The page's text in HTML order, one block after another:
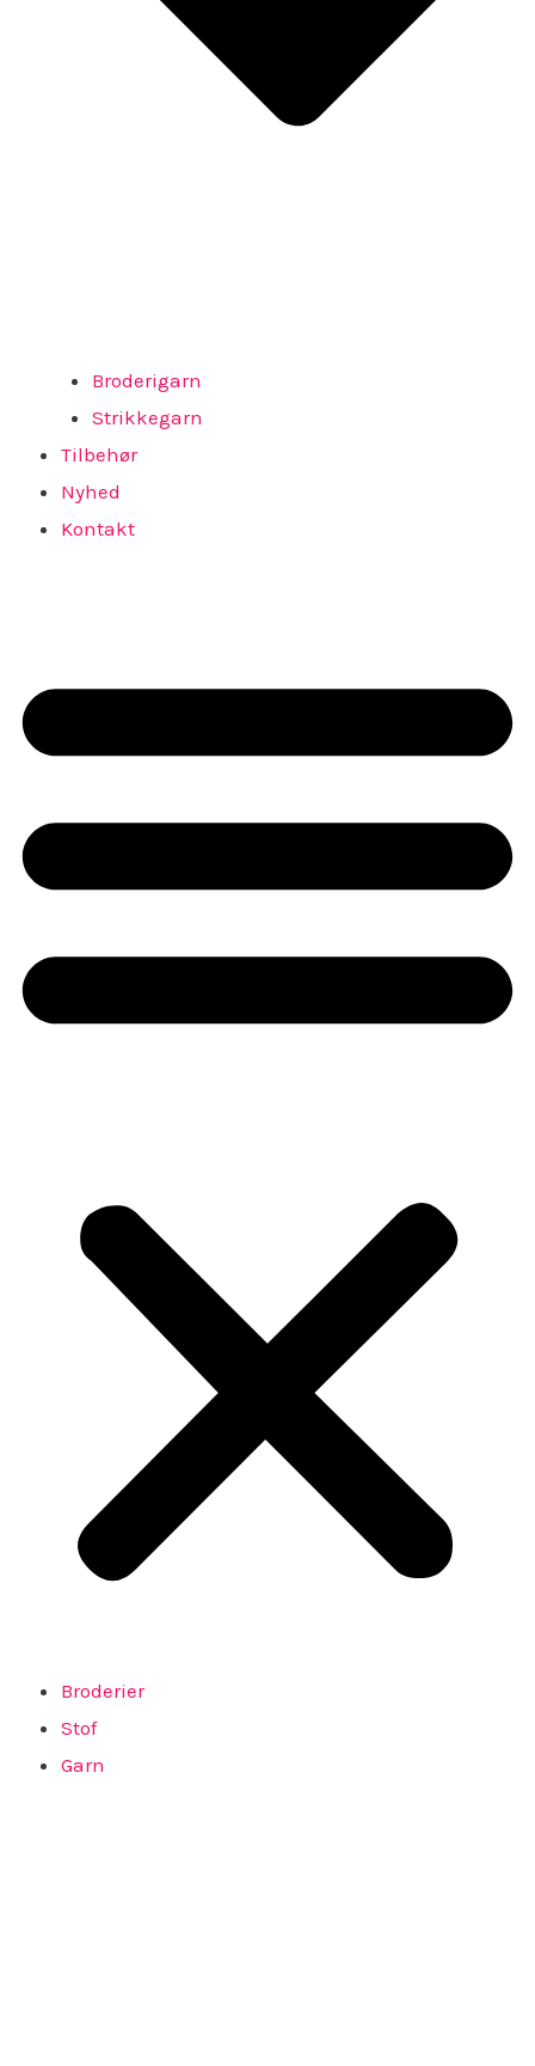
Broderigarn
Strikkegarn
Tilbehør
Nyhed
Kontakt
Broderier
Stof
Garn